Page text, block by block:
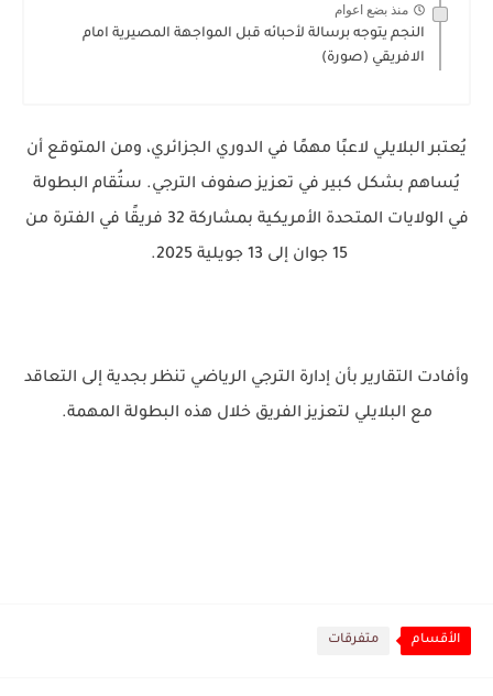
منذ بضع اعوام
النجم يتوجه برسالة لأحبائه قبل المواجهة المصيرية امام
الافريقي (صورة)
يُعتبر البلايلي لاعبًا مهمًا في الدوري الجزائري، ومن المتوقع أن
يُساهم بشكل كبير في تعزيز صفوف الترجي. ستُقام البطولة
في الولايات المتحدة الأمريكية بمشاركة 32 فريقًا في الفترة من
15 جوان إلى 13 جويلية 2025.
وأفادت التقارير بأن إدارة الترجي الرياضي تنظر بجدية إلى التعاقد
مع البلايلي لتعزيز الفريق خلال هذه البطولة المهمة.
الأقسام متفرقات